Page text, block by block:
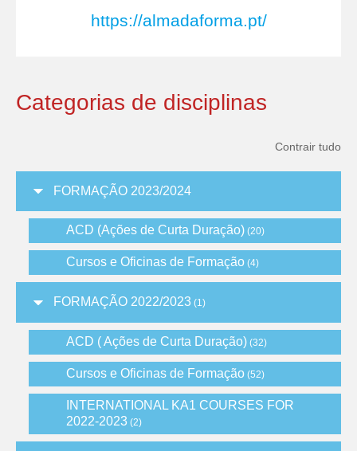
https://almadaforma.pt/
Categorias de disciplinas
Contrair tudo
FORMAÇÃO 2023/2024
ACD (Ações de Curta Duração) (20)
Cursos e Oficinas de Formação (4)
FORMAÇÃO 2022/2023 (1)
ACD ( Ações de Curta Duração) (32)
Cursos e Oficinas de Formação (52)
INTERNATIONAL KA1 COURSES FOR
2022-2023 (2)